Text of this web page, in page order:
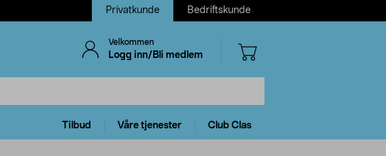
Privatkunde Bedriftskunde
Velkommen
Logg inn/Bli medlem
Tilbud Våre tjenester Club Clas